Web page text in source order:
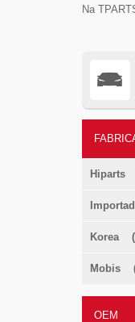
Na
Hiparts
Korea
Mobis
OEM